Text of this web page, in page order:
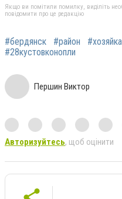
Якщо ви помітили помилку, виділіть
повідомити про це редакцію
#бердянск #район
#28кустовконопли
Першин Виктор
Авторизуйтесь, щоб оцінити